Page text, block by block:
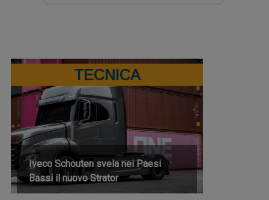
TECNICA
Iveco Schouten svela nei Paesi
Bassi il nuovo Strator